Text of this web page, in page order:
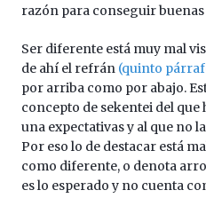
razón para conseguir buenas
Ser diferente está muy mal
de ahí el refrán (quinto
por arriba como por abajo.
concepto de sekentei del que
una expectativas y al que no
Por eso lo de destacar está
como diferente, o denota
es lo esperado y no cuenta